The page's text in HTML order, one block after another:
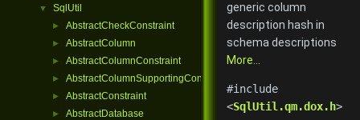
▼ SqlUtil
► AbstractCheckConstraint
► AbstractColumn
► AbstractColumnConstraint
► AbstractColumnSupportingConstraint
► AbstractConstraint
► AbstractDatabase
generic column
description hash in
schema descriptions
More...
#include
<SqlUtil.qm.dox.h>